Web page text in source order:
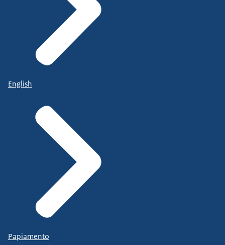
English
Papiamento